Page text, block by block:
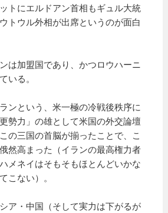
トにエルドアン首相もギュル大統
トウル外相が出席というのが面白
は加盟国であり、かつロウハーニ
いる。
ンという、米一極の冷戦後秩序に
勢力」の雄として米国の外交論壇
の三国の首脳が揃ったことで、こ
然高まった（イランの最高権力者
メネイはそもそもほとんどいかな
こない）。
ア・中国（そして実力は下がるが